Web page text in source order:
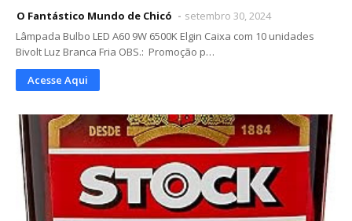
O Fantástico Mundo de Chicó
setembro 30, 2024
Lâmpada Bulbo LED A60 9W 6500K Elgin Caixa com 10 unidades
Bivolt Luz Branca Fria OBS.: Promoção p…
Acesse Aqui